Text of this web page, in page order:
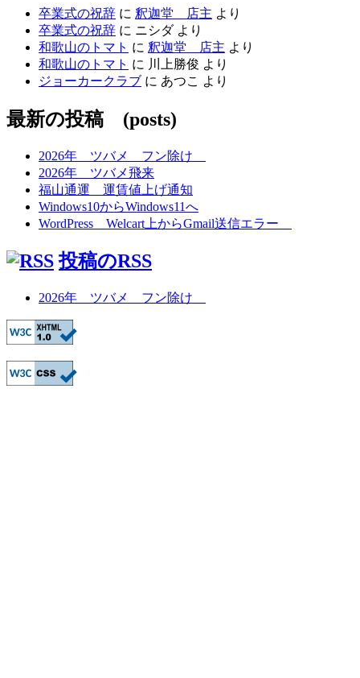
卒業式の祝辞 に 釈迦堂 店主 より
卒業式の祝辞 に ニシダより
和歌山のトマト に 釈迦堂 店主 より
和歌山のトマト に 川上勝俊 より
ジョーカークラブ に あつこ より
最新の投稿 (posts)
2026年 ツバメ フン除け
2026年 ツバメ飛来
福山通運 運賃値上げ通知
Windows10からWindows11へ
WordPress Welcart上からGmail送信エラー
投稿のRSS
2026年 ツバメ フン除け